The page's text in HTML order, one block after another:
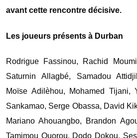
avant cette rencontre décisive.
Les joueurs présents à Durban
Rodrigue Fassinou, Rachid
Saturnin Allagbé, Samadou
Moïse Adilèhou, Mohamed Tijani,
Sankamao, Serge Obassa, David
Mariano Ahouangbo, Brandon
Tamimou Ouorou, Dodo Dokou,